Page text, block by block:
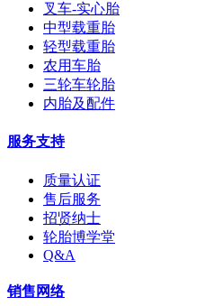
叉车-实心胎
中型载重胎
轻型载重胎
农用车胎
三轮车轮胎
内胎及配件
服务支持
质量认证
售后服务
招贤纳士
轮胎博学堂
Q&A
销售网络